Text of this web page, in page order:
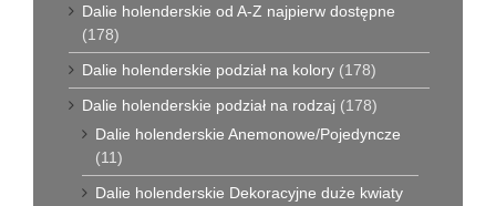
Dalie holenderskie od A-Z najpierw dostępne
(178)
Dalie holenderskie podział na kolory (178)
Dalie holenderskie podział na rodzaj (178)
Dalie holenderskie Anemonowe/Pojedyncze
(11)
Dalie holenderskie Dekoracyjne duże kwiaty